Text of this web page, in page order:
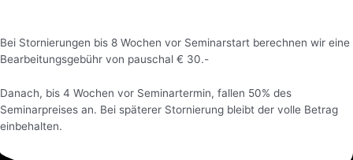
Bei Stornierungen bis 8 Wochen vor Seminarstart berechnen wir eine
Bearbeitungsgebühr von pauschal € 30.-
Danach, bis 4 Wochen vor Seminartermin, fallen 50% des
Seminarpreises an. Bei späterer Stornierung bleibt der volle Betrag
einbehalten.